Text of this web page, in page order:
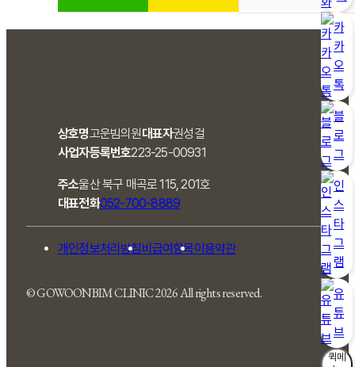
카
카
오
톡
블
로
그
인
스
타
그
램
유
튜
브
퀵메
상호명고운빔의원대표자권성걸
사업자등록번호223-25-00931
주소울산 북구 매곡로 115, 201호
대표전화052-700-8889
개인정보처리방침비급여항목이용약관
© GOWOONBIM CLINIC 2026 All rights reserved.